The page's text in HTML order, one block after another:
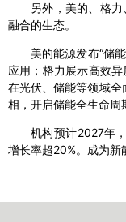
另外，美的、格
融合的生态。
美的能源发布“储
应用；格力展示高效
在光伏、储能等领域
相，开启储能全生命周
机构预计2027年
增长率超20%。成为新